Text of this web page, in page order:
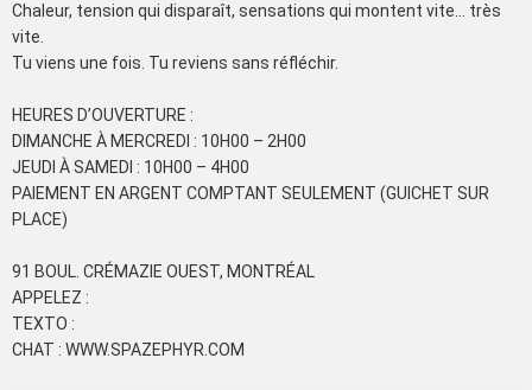
Chaleur, tension qui disparaît, sensations qui montent vite… très
vite.
Tu viens une fois. Tu reviens sans réfléchir.
HEURES D’OUVERTURE :
DIMANCHE À MERCREDI : 10H00 – 2H00
JEUDI À SAMEDI : 10H00 – 4H00
PAIEMENT EN ARGENT COMPTANT SEULEMENT (GUICHET SUR
PLACE)
91 BOUL. CRÉMAZIE OUEST, MONTRÉAL
APPELEZ :
TEXTO :
CHAT : WWW.SPAZEPHYR.COM